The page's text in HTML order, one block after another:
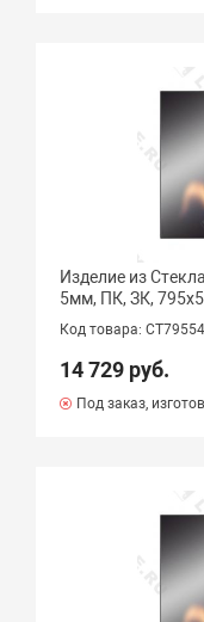
Изделие из
5мм, ПК, ЗК,
Код товара:
14 729 руб.
Под заказ,